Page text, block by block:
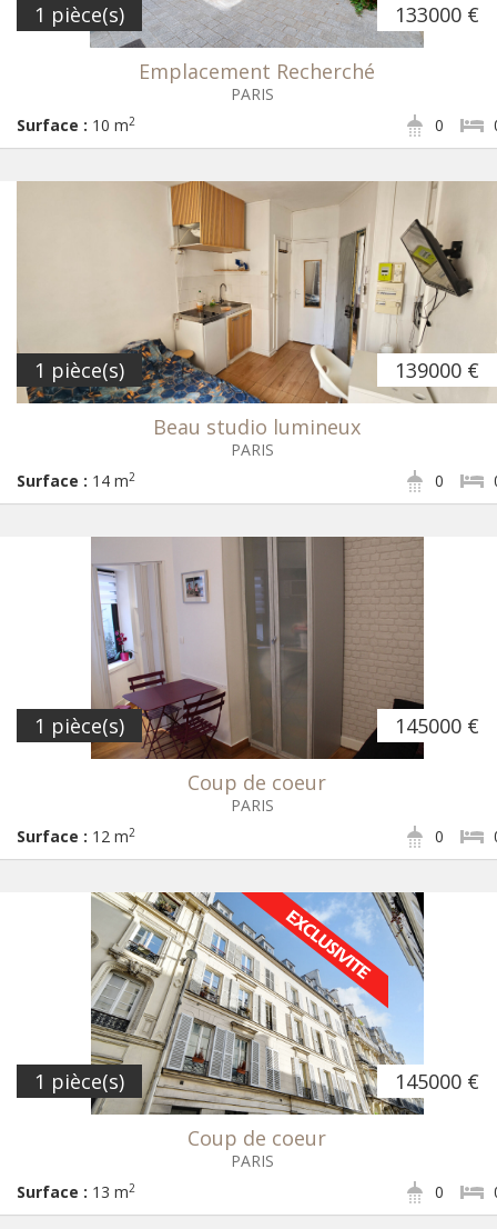
133000 €
1 pièce(s)
Emplacement Recherché
PARIS
Surface : 10 m2 0
139000 €
1 pièce(s)
Beau studio lumineux
PARIS
Surface : 14 m2 0
145000 €
1 pièce(s)
Coup de coeur
PARIS
Surface : 12 m2 0
145000 €
1 pièce(s)
Coup de coeur
PARIS
Surface : 13 m2 0